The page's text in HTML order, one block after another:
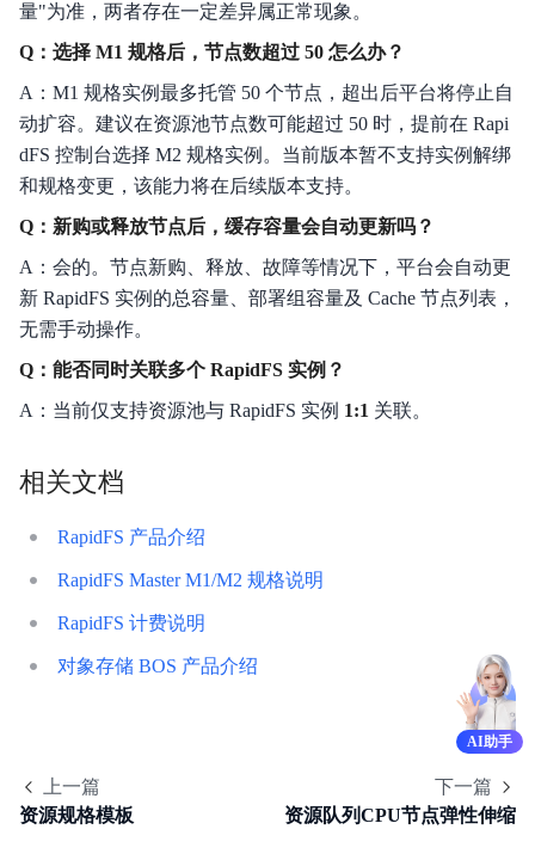
量"为准，两者存在一定差异属正常现象。
Q：选择 M1 规格后，节点数超过 50 怎么办？
A：M1 规格实例最多托管 50 个节点，超出后平台将停止自
动扩容。建议在资源池节点数可能超过 50 时，提前在 Rapi
dFS 控制台选择 M2 规格实例。当前版本暂不支持实例解绑
和规格变更，该能力将在后续版本支持。
Q：新购或释放节点后，缓存容量会自动更新吗？
A：会的。节点新购、释放、故障等情况下，平台会自动更
新 RapidFS 实例的总容量、部署组容量及 Cache 节点列表，
无需手动操作。
Q：能否同时关联多个 RapidFS 实例？
A：当前仅支持资源池与 RapidFS 实例 1:1 关联。
相关文档
RapidFS 产品介绍
RapidFS Master M1/M2 规格说明
RapidFS 计费说明
对象存储 BOS 产品介绍
上一篇
资源规格模板
下一篇
资源队列CPU节点弹性伸缩
AI助手